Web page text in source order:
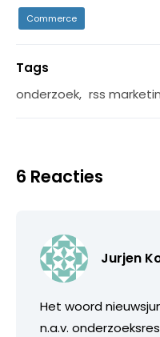
Commerce
Tags
onderzoek, rss
6 Reacties
Jurjen
Het woord
n.a.v.